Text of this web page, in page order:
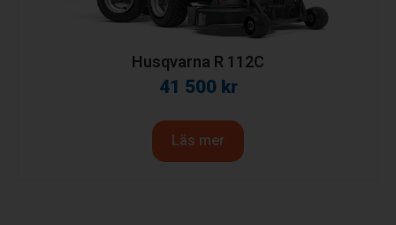
Husqvarna R 112C
41 500 kr
Läs mer